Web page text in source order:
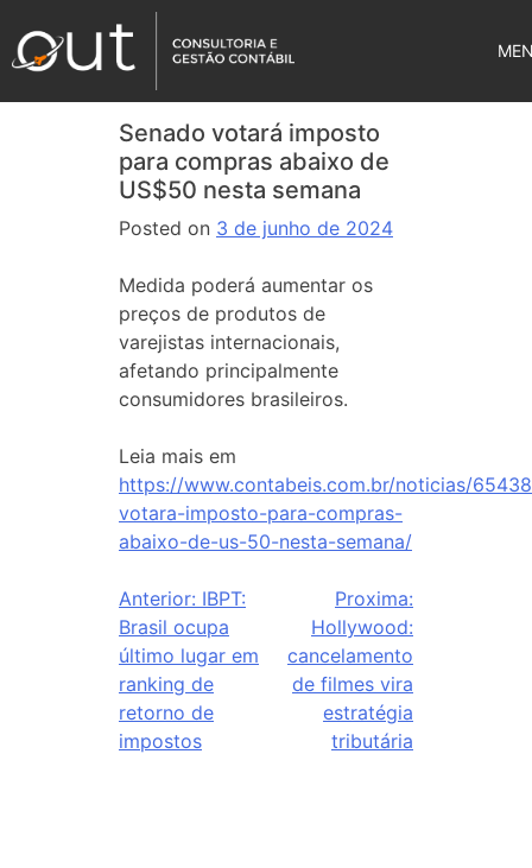
Senado votará imposto
para compras abaixo de
US$50 nesta semana
Posted on 3 de junho de 2024
Medida poderá aumentar os
preços de produtos de
varejistas internacionais,
afetando principalmente
consumidores brasileiros.
Leia mais em
https://www.contabeis.com.br/noticias/
votara-imposto-para-compras-
abaixo-de-us-50-nesta-semana/
Anterior: IBPT:
Brasil ocupa
último lugar em
ranking de
retorno de
impostos
Proxima:
Hollywood:
cancelamento
de filmes vira
estratégia
tributária